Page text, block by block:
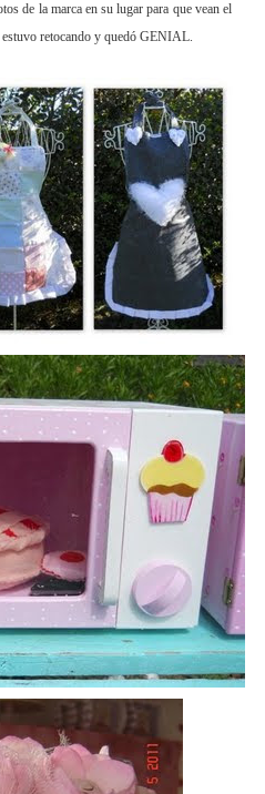
de la marca en su lugar para que vean el
retocando y quedó GENIAL.